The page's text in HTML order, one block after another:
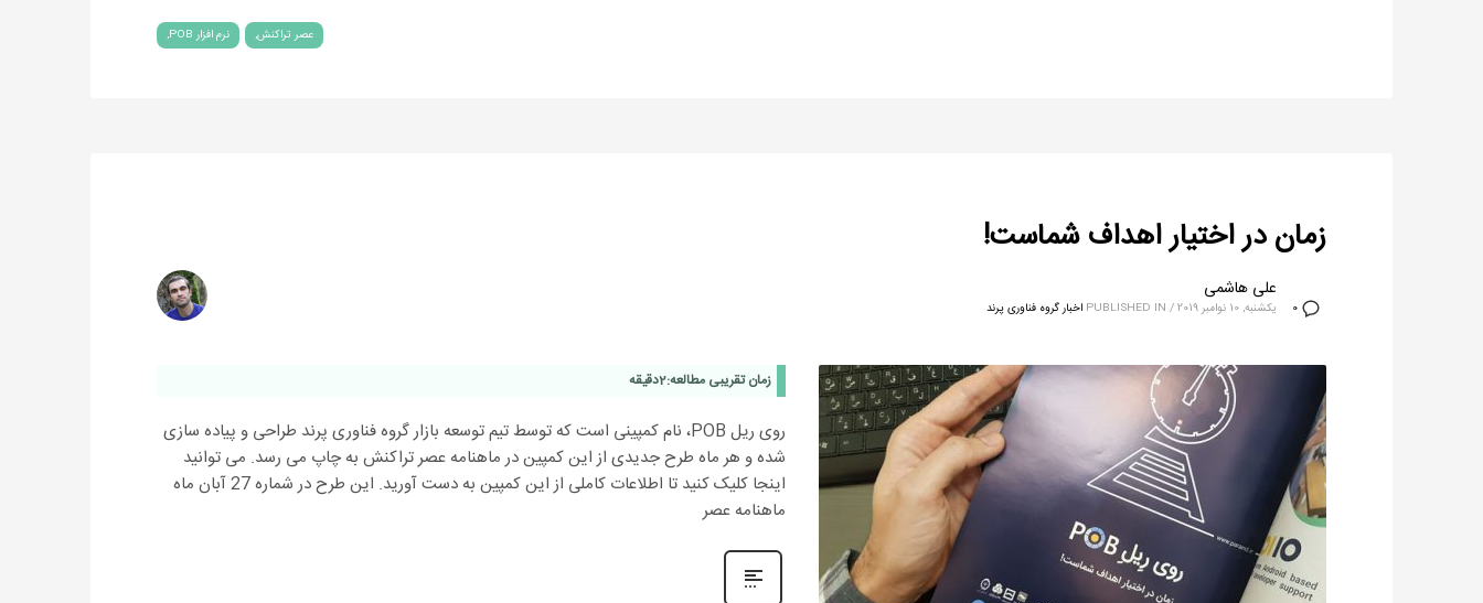
عصر تراکنش نرم افزار POB
زمان در اختیار اهداف شماست!
0
علی هاشمی
یکشنبه, 10 نوامبر 2019 /
PUBLISHED IN اخبار گروه فناوری پرند
زمان تقریبی مطالعه:2دقیقه
روی ریل POB، نام کمپینی است که توسط تیم توسعه بازار گروه فناوری پرند طراحی و پیاده سازی
شده و هر ماه طرح جدیدی از این کمپین در ماهنامه عصر تراکنش به چاپ می رسد. می توانید
اینجا کلیک کنید تا اطلاعات کاملی از این کمپین به دست آورید. این طرح در شماره 27 آبان ماه
ماهنامه عصر